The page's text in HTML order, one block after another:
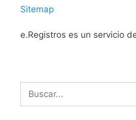
Sitemap
e.Registros es un servicio
Buscar: